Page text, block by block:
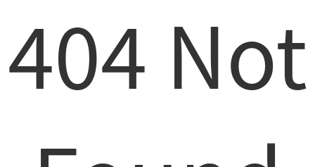
404 Not